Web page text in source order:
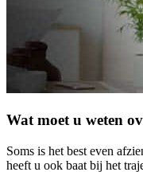
Wat moet u weten
Soms is het best even
heeft u ook baat bij het